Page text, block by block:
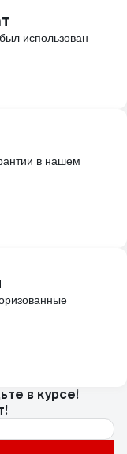
использован
в нашем
в курсе!